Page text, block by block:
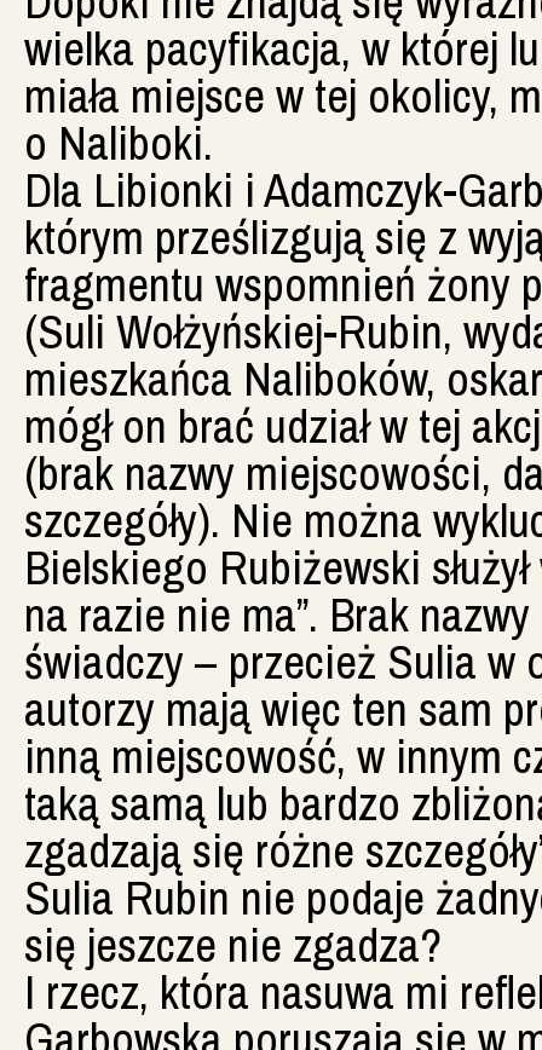
wielka pacyfikacja, w której
miała miejsce w tej okolicy,
o Naliboki.
Dla Libionki i Adamczyk-
którym prześlizgują się z
fragmentu wspomnień żony
(Suli Wołżyńskiej-Rubin,
mieszkańca Naliboków,
mógł on brać udział w tej
(brak nazwy miejscowości,
szczegóły). Nie można
Bielskiego Rubiżewski
na razie nie ma”. Brak
świadczy – przecież Sulia w
autorzy mają więc ten sam
inną miejscowość, w innym
taką samą lub bardzo
zgadzają się różne
Sulia Rubin nie podaje
się jeszcze nie zgadza?
I rzecz, która nasuwa mi